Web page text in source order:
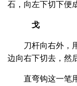
石，向左下切下便
戈
刀杆向右外，
边向右下切去，然
直弯钩这一笔